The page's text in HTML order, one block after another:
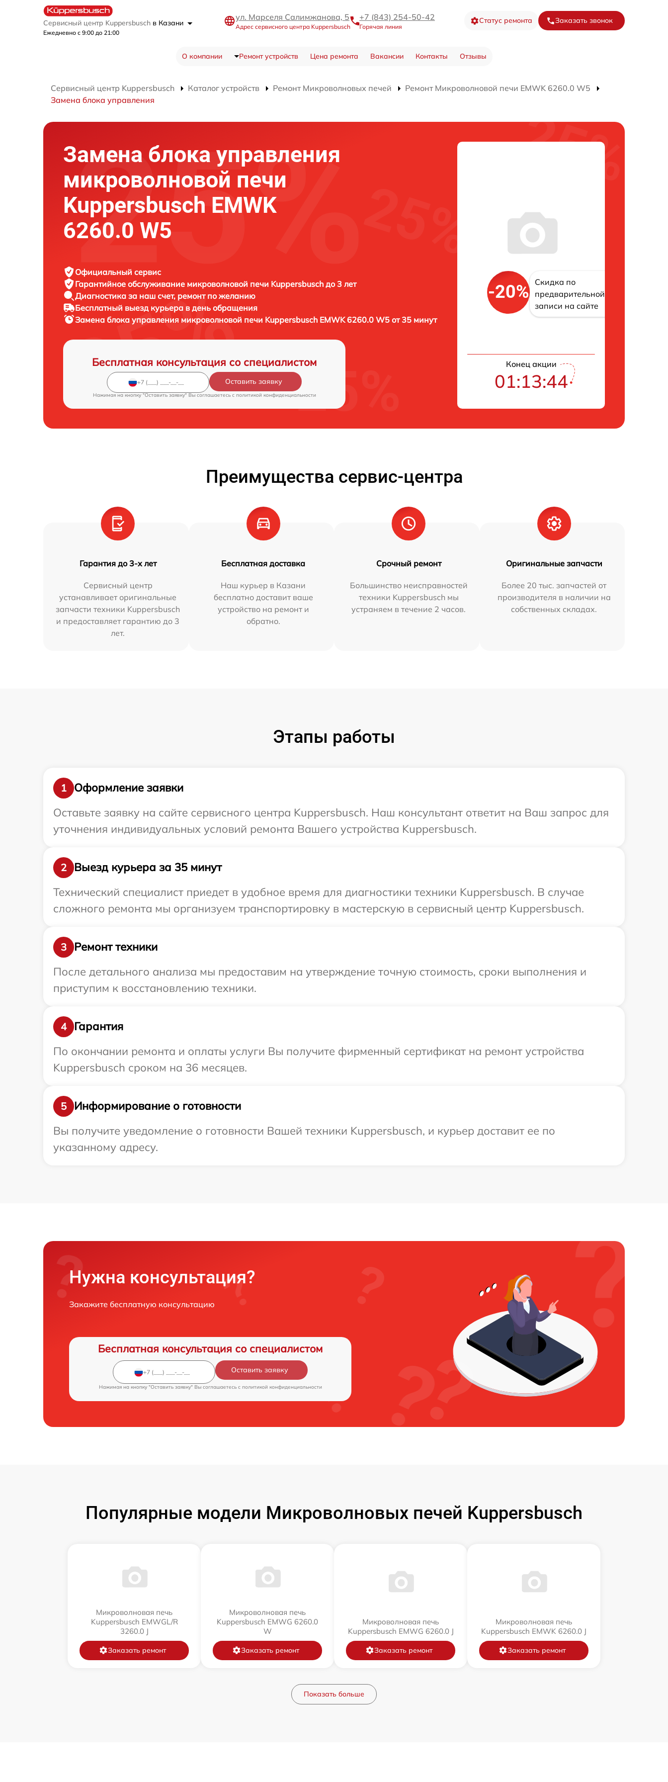
Сервисный центр Kuppersbusch в Казани
Ежедневно с 9:00 до 21:00
ул. Марселя Салимжанова, 5
Адрес сервисного центра Kuppersbusch
+7 (843) 254-50-42
Горячая линия
Статус ремонта Заказать звонок
О компании Ремонт устройств Цена ремонта Вакансии Контакты Отзывы
Сервисный центр Kuppersbusch Каталог устройств Ремонт Микроволновых печей
Ремонт Микроволновой печи EMWK 6260.0 W5
Замена блока управления
Замена блока управления
микроволновой печи
Kuppersbusch EMWK
6260.0 W5
Официальный сервис
Гарантийное обслуживание микроволновой печи Kuppersbusch до 3 лет
Диагностика за наш счет, ремонт по желанию
Бесплатный выезд курьера в день обращения
Замена блока управления микроволновой печи Kuppersbusch EMWK 6260.0 W5 от 35 минут
Бесплатная консультация со специалистом
Оставить заявку
Нажимая на кнопку "Оставить заявку" Вы соглашаетесь c политикой конфиденциальности
-20%
Скидка по
предварительной
записи на сайте
Конец акции
01:13:43
Преимущества сервис-центра
Гарантия до 3-х лет
Сервисный центр
устанавливает оригинальные
запчасти техники Kuppersbusch
и предоставляет гарантию до 3
лет.
Бесплатная доставка
Наш курьер в Казани
бесплатно доставит ваше
устройство на ремонт и
обратно.
Срочный ремонт
Большинство неисправностей
техники Kuppersbusch мы
устраняем в течение 2 часов.
Оригинальные запчасти
Более 20 тыс. запчастей от
производителя в наличии на
собственных складах.
Этапы работы
1
Оформление заявки
Оставьте заявку на сайте сервисного центра Kuppersbusch. Наш консультант ответит на Ваш запрос для
уточнения индивидуальных условий ремонта Вашего устройства Kuppersbusch.
2
Выезд курьера за 35 минут
Технический специалист приедет в удобное время для диагностики техники Kuppersbusch. В случае
сложного ремонта мы организуем транспортировку в мастерскую в сервисный центр Kuppersbusch.
3
Ремонт техники
После детального анализа мы предоставим на утверждение точную стоимость, сроки выполнения и
приступим к восстановлению техники.
4
Гарантия
По окончании ремонта и оплаты услуги Вы получите фирменный сертификат на ремонт устройства
Kuppersbusch сроком на 36 месяцев.
5
Информирование о готовности
Вы получите уведомление о готовности Вашей техники Kuppersbusch, и курьер доставит ее по
указанному адресу.
Нужна консультация?
Закажите бесплатную консультацию
Бесплатная консультация со специалистом
Оставить заявку
Нажимая на кнопку "Оставить заявку" Вы соглашаетесь c политикой конфиденциальности
Популярные модели Микроволновых печей Kuppersbusch
Микроволновая печь
Kuppersbusch EMWGL/R
3260.0 J
Заказать ремонт
Микроволновая печь
Kuppersbusch EMWG 6260.0
W
Заказать ремонт
Микроволновая печь
Kuppersbusch EMWG 6260.0 J
Заказать ремонт
Микроволновая печь
Kuppersbusch EMWK 6260.0 J
Заказать ремонт
Показать больше